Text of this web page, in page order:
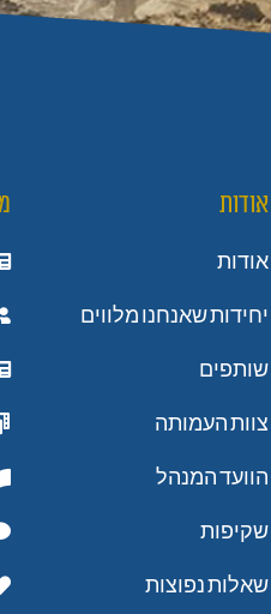
אודות
אודות
יחידות שאנחנו מלווים
שותפים
צוות העמותה
הוועד המנהל
שקיפות
שאלות נפוצות